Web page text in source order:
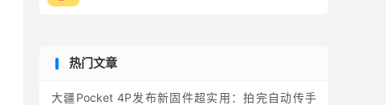
热门文章
大疆Pocket 4P发布新固件超实用：拍完自动传手